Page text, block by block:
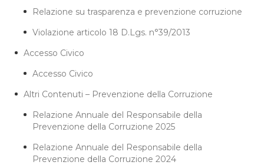
Relazione su trasparenza e prevenzione corruzione
Violazione articolo 18 D.Lgs. n°39/2013
Accesso Civico
Accesso Civico
Altri Contenuti – Prevenzione della Corruzione
Relazione Annuale del Responsabile della
Prevenzione della Corruzione 2025
Relazione Annuale del Responsabile della
Prevenzione della Corruzione 2024